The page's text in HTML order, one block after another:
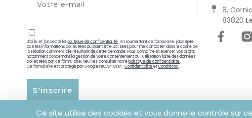
Ce site utilise des cookies et vous donne le contrôle sur
J'ai lu et j'accepte lapolitique de confidentialité. En soumettant ce formulaire, j'accepte
que les informations collectées puissent être utilisées pour me contacter dans le cadre de
la relation commerciale résultant de cette demande. Pour connaître et exercer vos droits,
notamment concernant la gestion de votre consentement ou l'utilisation faite des données
collectées par ce formulaire, veuillez consulter notrepolitique de confidentialité.
Ce formulaire est protégé par Google reCAPTCHA :ConfidentialitéetConditions.
S'inscrire
Alternative:
8,
83820